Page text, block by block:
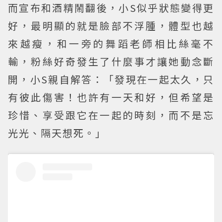
而宣布和酒精鬧翻後，小S似乎狀態變得更
好，最明顯的就是臉部不浮腫，體型也越
來越瘦，和一旁的舞蹈老師相比絲毫不
輸，粉絲好奇發生了什麼事才讓她動念斷
開，小S親自解答：「發現在一起太久，只
有彼此傷害！也許有一天和好，但希望是
珍惜、享受跟它在一起的時刻，而不是忘
光光、隔天想死。」